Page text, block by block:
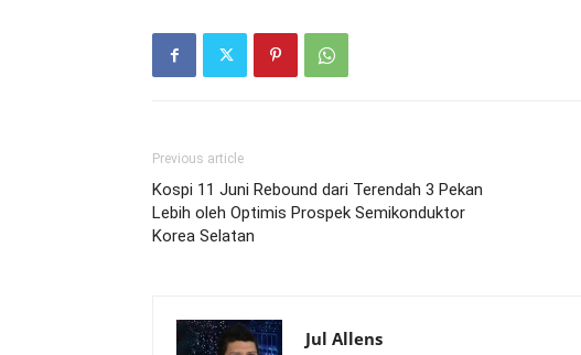
Previous article
Kospi 11 Juni Rebound dari Terendah 3 Pekan
Lebih oleh Optimis Prospek Semikonduktor
Korea Selatan
Jul Allens